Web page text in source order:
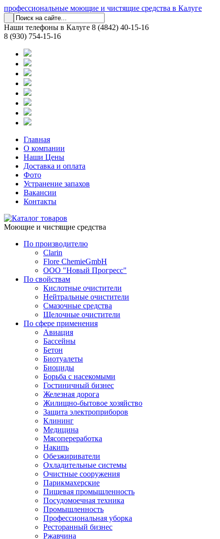
профессиональные моющие и чистящие средства в Калуге
Наши телефоны в Калуге 8 (4842) 40-15-16
8 (930) 754-15-16
Главная
О компании
Наши Цены
Доставка и оплата
Фото
Устранение запахов
Вакансии
Контакты
Моющие и чистящие средства
По производителю
Clarin
Flore ChemieGmbH
ООО "Новый Прогресс"
По свойствам
Кислотные очистители
Нейтральные очистители
Смазочные средства
Щелочные очистители
По сфере применения
Авиация
Бассейны
Бетон
Биотуалеты
Биоциды
Борьба с насекомыми
Гостиничный бизнес
Железная дорога
Жилищно-бытовое хозяйство
Защита электроприборов
Клининг
Медицина
Мясопереработка
Накипь
Обезжириватели
Охладительные системы
Очистные сооружения
Парикмахерские
Пищевая промышленность
Посудомоечная техника
Промышленность
Профессиональная уборка
Ресторанный бизнес
Ржавчина